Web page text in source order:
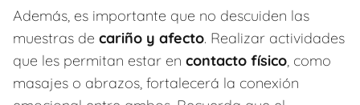
Además, es importante que no descuiden las
muestras de cariño y afecto. Realizar actividades
que les permitan estar en contacto físico, como
masajes o abrazos, fortalecerá la conexión